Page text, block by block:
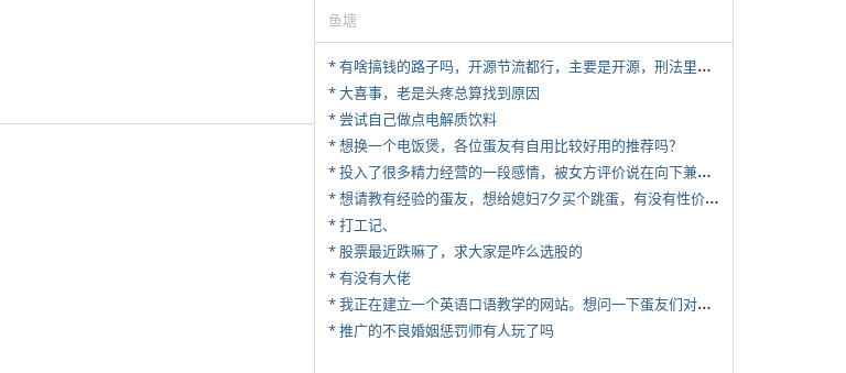
鱼塘
*
有啥搞钱的路子吗，开源节流都行，主要是开源，刑法里的咱不做
* 大喜事，老是头疼总算找到原因
* 尝试自己做点电解质饮料
* 想换一个电饭煲，各位蛋友有自用比较好用的推荐吗？
*
投入了很多精力经营的一段感情，被女方评价说在向下兼容我，感觉有点破防
*
想请教有经验的蛋友，想给媳妇7夕买个跳蛋，有没有性价比高的推荐
* 打工记、
* 股票最近跌嘛了，求大家是咋么选股的
* 有没有大佬
*
我正在建立一个英语口语教学的网站。想问一下蛋友们对这类教学机构或网站的痛点。
* 推广的不良婚姻惩罚师有人玩了吗